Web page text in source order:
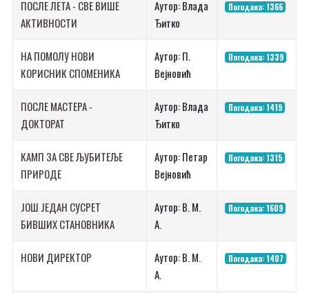
ПОСЛЕ ЛЕТА - СВЕ ВИШЕ
АКТИВНОСТИ
Аутор: Влада
Ђитко
Погодака: 1366
НА ПОМОЛУ НОВИ
КОРИСНИК СПОМЕНИКА
Аутор: П.
Вејновић
Погодака: 1339
ПОСЛЕ МАСТЕРА -
ДОКТОРАТ
Аутор: Влада
Ђитко
Погодака: 1419
КАМП ЗА СВЕ ЉУБИТЕЉЕ
ПРИРОДЕ
Аутор: Петар
Вејновић
Погодака: 1315
ЈОШ ЈЕДАН СУСРЕТ
БИВШИХ СТАНОВНИКА
Аутор: В. М.
А.
Погодака: 1609
НОВИ ДИРЕКТОР
Аутор: В. М.
А.
Погодака: 1407